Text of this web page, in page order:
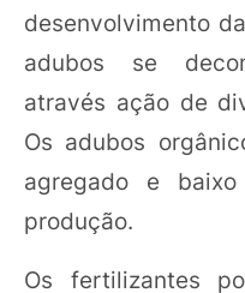
desenvolvimento
adubos se
através ação de
Os adubos
agregado e
produção.
Os fertilizantes